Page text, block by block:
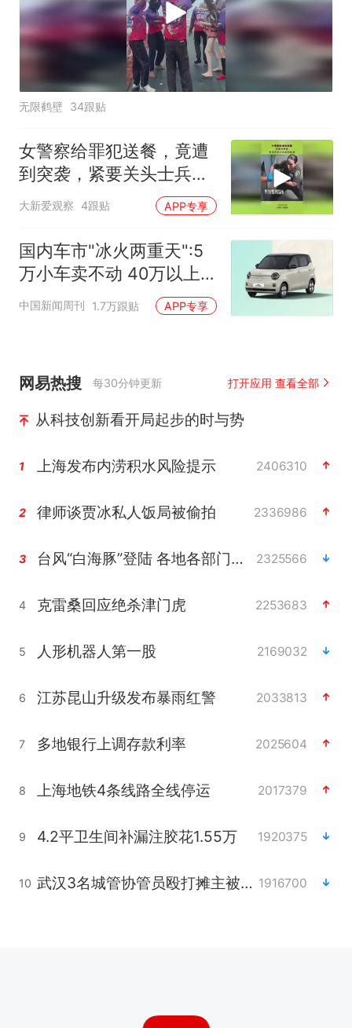
无限鹤壁 34跟贴
女警察给罪犯送餐，竟遭
到突袭，紧要关头士兵及
时赶到！
大新爱观察 4跟贴 APP专享
国内车市"冰火两重天":5
万小车卖不动 40万以上
的抢购
中国新闻周刊 1.7万跟贴 APP专享
网易热搜 每30分钟更新 打开应用 查看全部
从科技创新看开局起步的时与势
1 上海发布内涝积水风险提示 2406310
2 律师谈贾冰私人饭局被偷拍 2336986
3 台风“白海豚”登陆 各地各部门全力应对 2325566
4 克雷桑回应绝杀津门虎 2253683
5 人形机器人第一股 2169032
6 江苏昆山升级发布暴雨红警 2033813
7 多地银行上调存款利率 2025604
8 上海地铁4条线路全线停运 2017379
9 4.2平卫生间补漏注胶花1.55万 1920375
10 武汉3名城管协管员殴打摊主被刑拘 1916700